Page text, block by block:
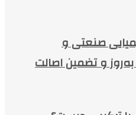
صنعتی و
و تضمین اصالت